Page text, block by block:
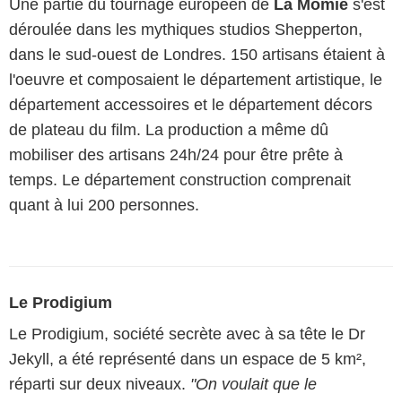
Une partie du tournage européen de La Momie s'est
déroulée dans les mythiques studios Shepperton,
dans le sud-ouest de Londres. 150 artisans étaient à
l'oeuvre et composaient le département artistique, le
département accessoires et le département décors
de plateau du film. La production a même dû
mobiliser des artisans 24h/24 pour être prête à
temps. Le département construction comprenait
quant à lui 200 personnes.
Le Prodigium
Le Prodigium, société secrète avec à sa tête le Dr
Jekyll, a été représenté dans un espace de 5 km²,
réparti sur deux niveaux. "On voulait que le